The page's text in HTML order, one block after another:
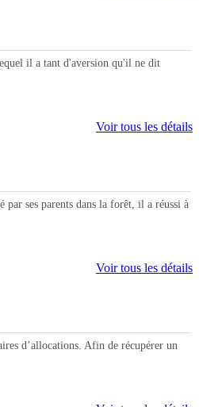
il a tant d'aversion qu'il ne dit
Voir tous les détails
ses parents dans la forêt, il a réussi à
Voir tous les détails
d’allocations. Afin de récupérer un